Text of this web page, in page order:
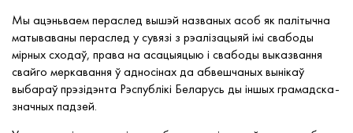
Мы ацэньваем пераслед вышэй названых асоб як палітычна
матываваны пераслед у сувязі з рэалізацыяй імі свабоды
мірных сходаў, права на асацыяцыю і свабоды выказвання
свайго меркавання ў адносінах да абвешчаных вынікаў
выбараў прэзідэнта Рэспублікі Беларусь ды іншых грамадска-
значных падзей.